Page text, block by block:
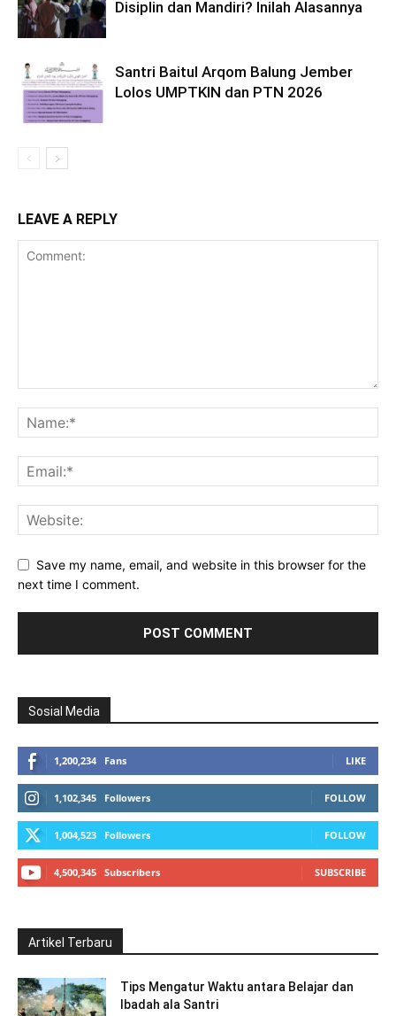
Disiplin dan Mandiri? Inilah Alasannya
Santri Baitul Arqom Balung Jember
Lolos UMPTKIN dan PTN 2026
LEAVE A REPLY
Save my name, email, and website in this browser for the
next time I comment.
Sosial Media
1,200,234 Fans LIKE
1,102,345 Followers FOLLOW
1,004,523 Followers FOLLOW
4,500,345 Subscribers SUBSCRIBE
Artikel Terbaru
Tips Mengatur Waktu antara Belajar dan
Ibadah ala Santri